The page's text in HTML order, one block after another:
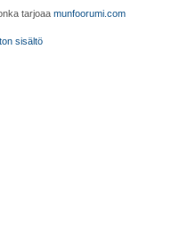
tarjoaa munfoorumi.com
sisältö